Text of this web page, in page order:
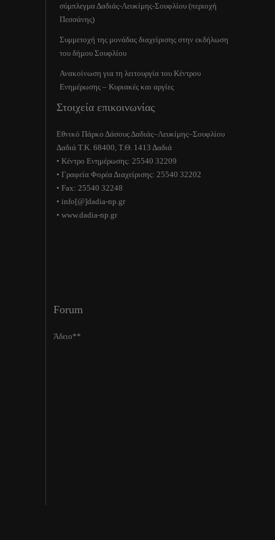
σύμπλεγμα Δαδιάς-Λευκίμης-Σουφλίου (περιοχή
Πεσσάνης)
Συμμετοχή της μονάδας διαχείρισης στην εκδήλωση
του δήμου Σουφλίου
Ανακοίνωση για τη λειτουργία του Κέντρου
Ενημέρωσης – Κυριακές και αργίες
Στοιχεία επικοινωνίας
Εθνικό Πάρκο Δάσους Δαδιάς–Λευκίμης–Σουφλίου
Δαδιά Τ.Κ. 68400, Τ.Θ. 1413 Δαδιά
• Κέντρο Ενημέρωσης: 25540 32209
• Γραφεία Φορέα Διαχείρισης: 25540 32202
• Fax: 25540 32248
• info[@]dadia-np.gr
• www.dadia-np.gr
Forum
Άδειο**